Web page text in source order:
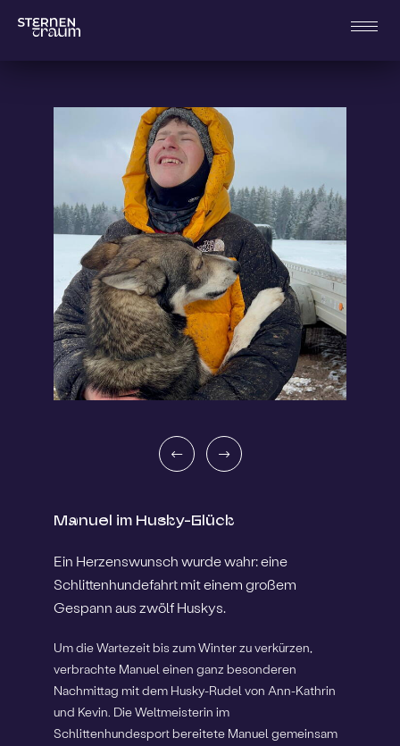
Manuel im Husky-Glück
Ein Herzenswunsch wurde wahr: eine
Schlittenhundefahrt mit einem großem
Gespann aus zwölf Huskys.
Um die Wartezeit bis zum Winter zu verkürzen,
verbrachte Manuel einen ganz besonderen
Nachmittag mit dem Husky-Rudel von Ann-Kathrin
und Kevin. Die Weltmeisterin im
Schlittenhundesport bereitete Manuel gemeinsam